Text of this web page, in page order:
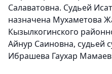
Салаватовна. Судьей
назначена Мухаметова
Кызылкогинского
Айнур Саиновна, судьей
Ибрашева Гаухар